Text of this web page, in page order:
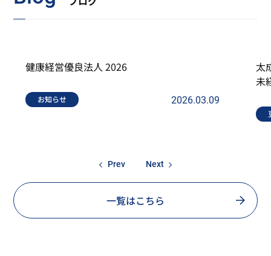
法人 2026
太成ゴム工業の働
未経験からプロを
一覧はこちら